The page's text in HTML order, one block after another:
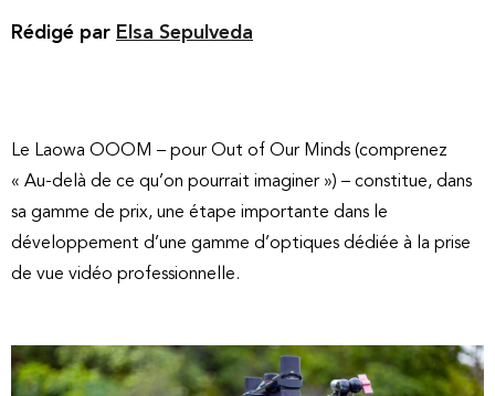
Rédigé par Elsa Sepulveda
Le Laowa OOOM – pour Out of Our Minds (comprenez
« Au-delà de ce qu’on pourrait imaginer ») – constitue, dans
sa gamme de prix, une étape importante dans le
développement d’une gamme d’optiques dédiée à la prise
de vue vidéo professionnelle.